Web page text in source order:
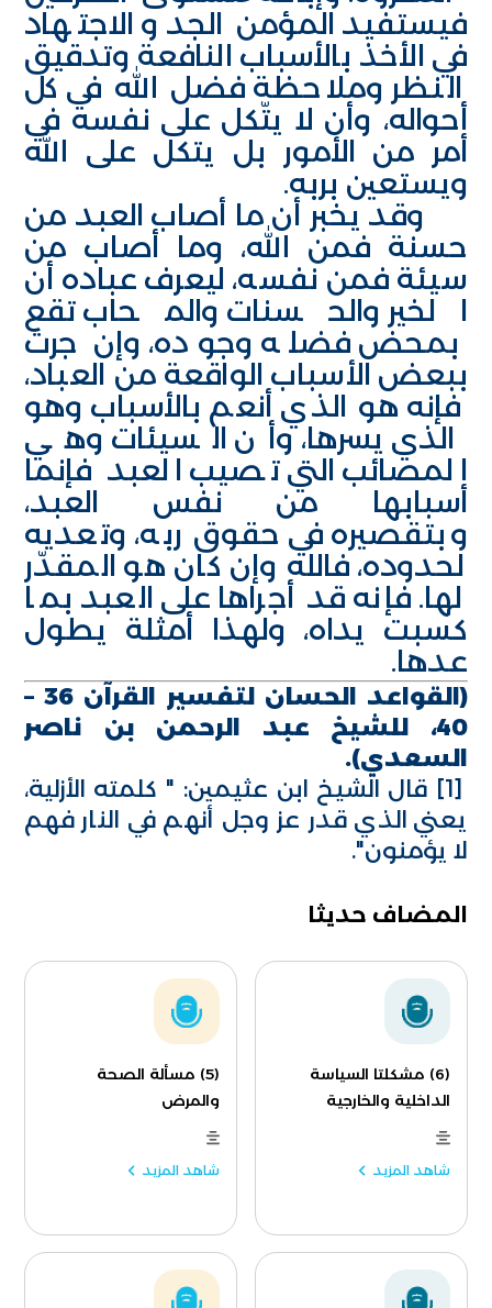
فيستفيد المؤمن الجد والاجتهاد
في الأخذ بالأسباب النافعة وتدقيق
النظر وملاحظة فضل الله في كل
أحواله، وأن لا يتّكل على نفسه في
أمر من الأمور بل يتكل على الله
ويستعين بربه.
وقد يخبر أن ما أصاب العبد من
حسنة فمن الله، وما أصاب من
سيئة فمن نفسه، ليعرف عباده أن
الخير والحسنات والمحاب تقع
بمحض فضله وجوده، وإن جرت
ببعض الأسباب الواقعة من العباد،
فإنه هو الذي أنعم بالأسباب وهو
الذي يسرها، وأن السيئات وهي
المصائب التي تصيب العبد فإنما
أسبابها من نفس العبد،
وبتقصيره في حقوق ربه، وتعديه
لحدوده، فالله وإن كان هو المقدّر
لها. فإنه قد أجراها على العبد بما
كسبت يداه، ولهذا أمثلة يطول
عدها.
(القواعد الحسان لتفسير القرآن 36 –
40، للشيخ عبد الرحمن بن ناصر
السعدي).
[1]
قال الشيخ ابن عثيمين: " كلمته الأزلية،
يعني الذي قدر عز وجل أنهم في النار فهم
لا يؤمنون".
المضاف حديثا
(6) مشكلتا السياسة
الداخلية والخارجية
شاهد المزيد
(5) مسألة الصحة
والمرض
شاهد المزيد